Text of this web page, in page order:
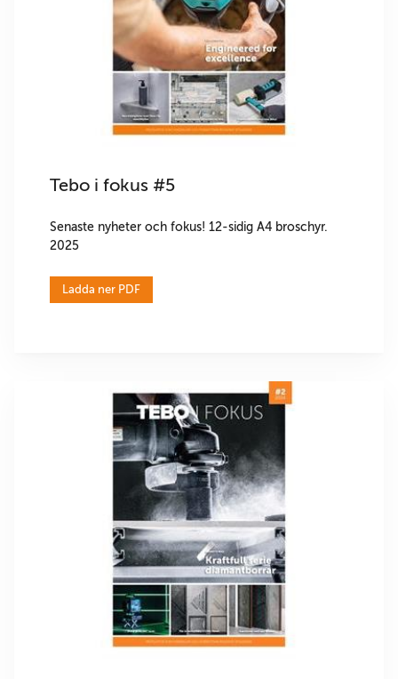
Tebo i fokus #5
Senaste nyheter och fokus! 12-sidig A4 broschyr.
2025
Ladda ner PDF